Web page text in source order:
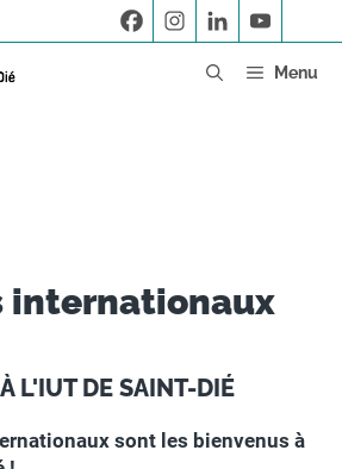
Menu
internationaux
L'IUT DE SAINT-DIÉ
sont les bienvenus à